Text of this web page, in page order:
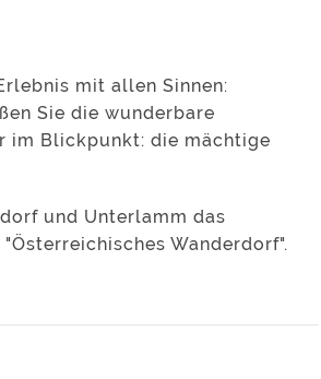
mit allen Sinnen:
Sie die wunderbare
im Blickpunkt: die mächtige
und Unterlamm das
Wanderdorf".